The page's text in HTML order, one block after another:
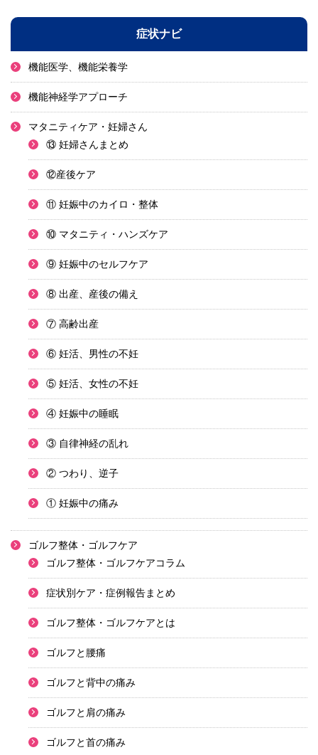
症状ナビ
機能医学、機能栄養学
機能神経学アプローチ
マタニティケア・妊婦さん
⑬ 妊婦さんまとめ
⑫産後ケア
⑪ 妊娠中のカイロ・整体
⑩ マタニティ・ハンズケア
⑨ 妊娠中のセルフケア
⑧ 出産、産後の備え
⑦ 高齢出産
⑥ 妊活、男性の不妊
⑤ 妊活、女性の不妊
④ 妊娠中の睡眠
③ 自律神経の乱れ
② つわり、逆子
① 妊娠中の痛み
ゴルフ整体・ゴルフケア
ゴルフ整体・ゴルフケアコラム
症状別ケア・症例報告まとめ
ゴルフ整体・ゴルフケアとは
ゴルフと腰痛
ゴルフと背中の痛み
ゴルフと肩の痛み
ゴルフと首の痛み